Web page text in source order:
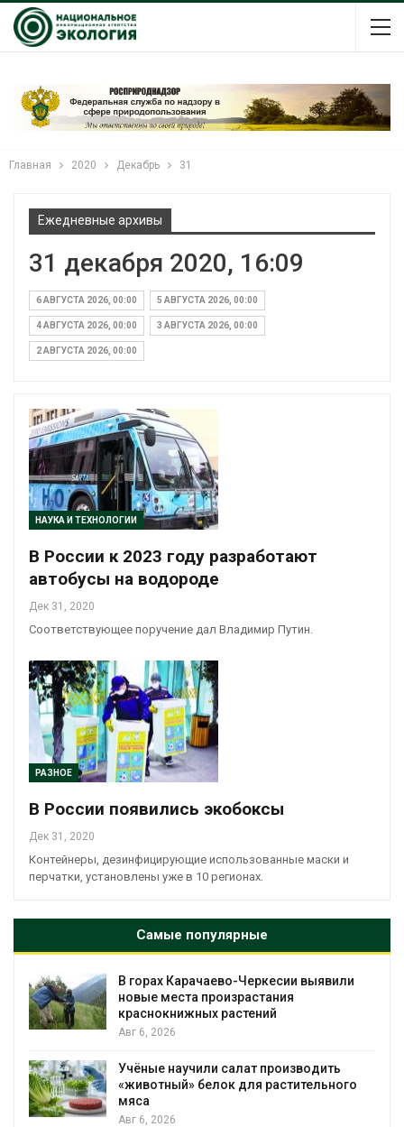
Главная 2020 Декабрь 31
Ежедневные архивы
31 декабря 2020, 16:09
6 АВГУСТА 2026, 00:00 5 АВГУСТА 2026, 00:00
4 АВГУСТА 2026, 00:00 3 АВГУСТА 2026, 00:00
2 АВГУСТА 2026, 00:00
НАУКА И ТЕХНОЛОГИИ
В России к 2023 году разработают
автобусы на водороде
Дек 31, 2020
Соответствующее поручение дал Владимир Путин.
РАЗНОЕ
В России появились экобоксы
Дек 31, 2020
Контейнеры, дезинфицирующие использованные маски и
перчатки, установлены уже в 10 регионах.
Самые популярные
В горах Карачаево-Черкесии выявили
новые места произрастания
краснокнижных растений
Авг 6, 2026
Учёные научили салат производить
«животный» белок для растительного
мяса
Авг 6, 2026